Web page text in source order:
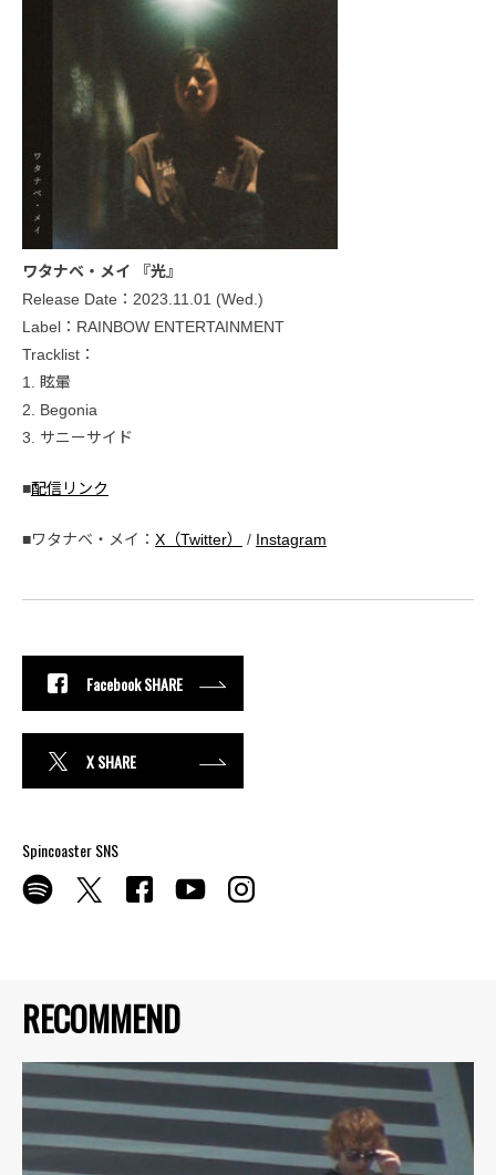
RECOMMEND
ワタナベ・メイ 『光』
Release Date：2023.11.01 (Wed.)
Label：RAINBOW ENTERTAINMENT
Tracklist：
1. 眩暈
2. Begonia
3. サニーサイド
■配信リンク
■ワタナベ・メイ： X（Twitter） / Instagram
Facebook SHARE
X SHARE
Spincoaster SNS